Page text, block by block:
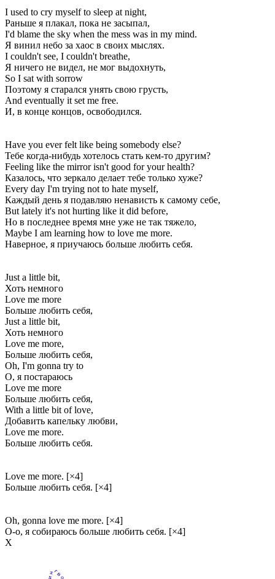
I used to cry myself to sleep at night,
Раньше я плакал, пока не засыпал,
I'd blame the sky when the mess was in my mind.
Я винил небо за хаос в своих мыслях.
I couldn't see, I couldn't breathe,
Я ничего не видел, не мог выдохнуть,
So I sat with sorrow
Поэтому я старался унять свою грусть,
And eventually it set me free.
И, в конце концов, освободился.
Have you ever felt like being somebody else?
Тебе когда-нибудь хотелось стать кем-то другим?
Feeling like the mirror isn't good for your health?
Казалось, что зеркало делает тебе только хуже?
Every day I'm trying not to hate myself,
Каждый день я подавляю ненависть к самому себе,
But lately it's not hurting like it did before,
Но в последнее время мне уже не так тяжело,
Maybe I am learning how to love me more.
Наверное, я приучаюсь больше любить себя.
Just a little bit,
Хоть немного
Love me more
Больше любить себя,
Just a little bit,
Хоть немного
Love me more,
Больше любить себя,
Oh, I'm gonna try to
О, я постараюсь
Love me more
Больше любить себя,
With a little bit of love,
Добавить капельку любви,
Love me more.
Больше любить себя.
Love me more. [×4]
Больше любить себя. [×4]
Oh, gonna love me more. [×4]
О-о, я собираюсь больше любить себя. [×4]
Х